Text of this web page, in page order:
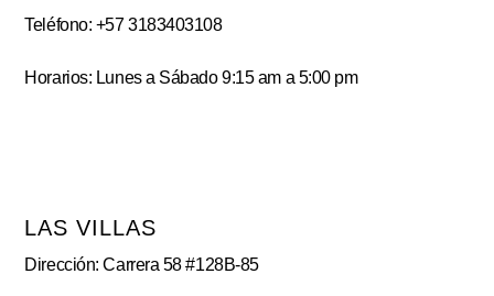
Teléfono: +57 3183403108
Horarios: Lunes a Sábado 9:15 am a 5:00 pm
LAS VILLAS
Dirección: Carrera 58 #128B-85